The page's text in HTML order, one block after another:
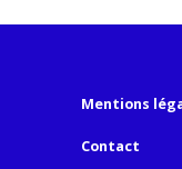
Mentions
Contact